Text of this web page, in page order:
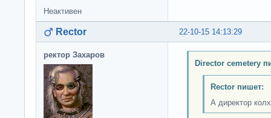
Неактивен
22-10-15 14:13:29
Rector
ректор Захаров
Director cemetery
Rector пишет:
А директор